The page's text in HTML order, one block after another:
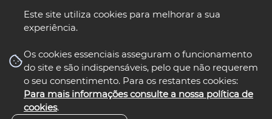
Este site utiliza cookies para melhorar a sua
experiência.
Os cookies essenciais asseguram o funcionamento
do site e são indispensáveis, pelo que não requerem
o seu consentimento. Para os restantes cookies:
Para mais informações consulte a nossa política de
cookies.
nos select language